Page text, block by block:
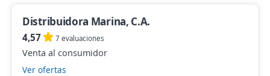
Distribuidora Marina, C.A.
4,57 7 evaluaciones
Venta al consumidor
Ver ofertas